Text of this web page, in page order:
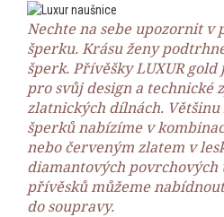
Nechte na sebe upozornit v
šperku. Krásu ženy
šperk. Přívěšky LUXUR
pro svůj design a technické
zlatnických dílnách.
šperků nabízíme v
nebo červeným zlatem v
diamantových povrchových
přívěsků můžeme
do soupravy.